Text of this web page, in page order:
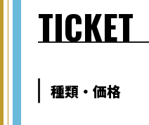
TICKET
種類・価格